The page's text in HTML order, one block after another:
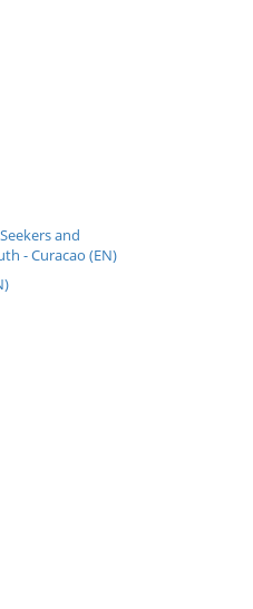
and
- Curacao (EN)